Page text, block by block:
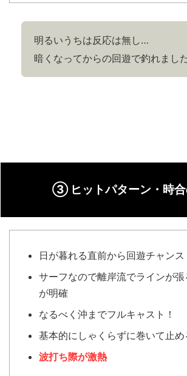
明るいうちは反応は無し…
暗くなってからの回遊で釣れまし
③ ヒットパターン・時合
日が暮れる直前から回遊チャンス
サーフなので離岸流でラインが張
が明確
なるべく沖までフルキャスト！
基本的にしゃくらずに巻いて止め
波打ち際が激熱